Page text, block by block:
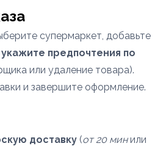
супермаркет, добавьте
укажите предпочтения по
или удаление товара).
и завершите оформление.
доставку (от 20 минили